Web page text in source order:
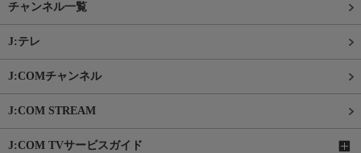
チャンネル一覧
J:テレ
J:COMチャンネル
J:COM STREAM
J:COM TVサービスガイド